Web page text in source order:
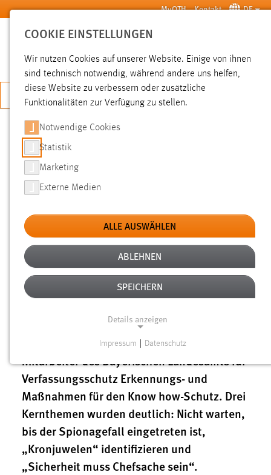
Zum Hauptinhalt springen MyOTH Kontakt DE
SUCHE
JETZT BEWERBEN
Hochschule Aktuelles News der OTH Amberg-Weiden
WIE KÖNNEN SICH KMUS VOR
WIRTSCHAFTSSPIONAGE
SCHÜTZEN?
18.11.2014
Auf Einladung der Professoren Dr. Günter
Schicker und Dr. Johann Strassl erarbeiteten
Studierende der Vertiefung „Industrielles
Studiengang Handels- und
Dienstleistungsmanagement mit einem
Mitarbeiter des Bayerischen Landesamts für
Verfassungsschutz Erkennungs- und
Maßnahmen für den Know how-Schutz. Drei
Kernthemen wurden deutlich: Nicht warten,
bis der Spionagefall eingetreten ist,
„Kronjuwelen“ identifizieren und
„Sicherheit muss Chefsache sein“.
COOKIE EINSTELLUNGEN
Wir nutzen Cookies auf unserer Website. Einige von ihnen
sind technisch notwendig, während andere uns helfen,
diese Website zu verbessern oder zusätzliche
Funktionalitäten zur Verfügung zu stellen.
Notwendige Cookies
Statistik
Marketing
Externe Medien
ALLE AUSWÄHLEN
ABLEHNEN
SPEICHERN
Details anzeigen
Notwendige Cookies ermöglichen grundlegende
Funktionen und sind für die einwandfreie Funktion der
Website erforderlich.
Einverständnis
Name:
cookie_consent
Impressum Datenschutz